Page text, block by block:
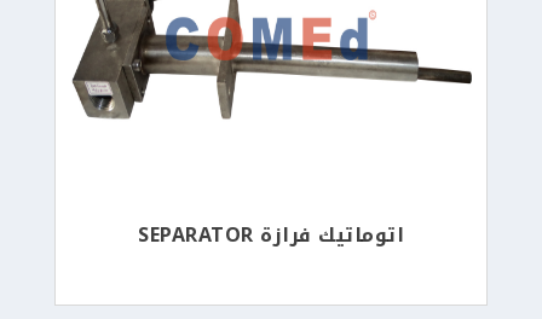
اتوماتيك فرازة SEPARATOR